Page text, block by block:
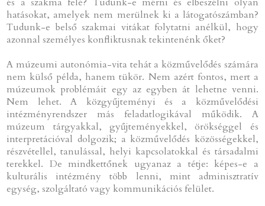
hatásokat, amelyek nem merülnek ki a látogatószámban?
Tudunk-e belső szakmai vitákat folytatni anélkül, hogy
azonnal személyes konfliktusnak tekintenénk őket?
A múzeumi autonómia-vita tehát a közművelődés számára
nem külső példa, hanem tükör. Nem azért fontos, mert a
múzeumok problémáit egy az egyben át lehetne venni.
Nem lehet. A közgyűjteményi és a közművelődési
intézményrendszer más feladatlogikával működik. A
múzeum tárgyakkal, gyűjteményekkel, örökséggel és
interpretációval dolgozik; a közművelődés közösségekkel,
részvétellel, tanulással, helyi kapcsolatokkal és társadalmi
terekkel. De mindkettőnek ugyanaz a tétje: képes-e a
kulturális intézmény több lenni, mint adminisztratív
egység, szolgáltató vagy kommunikációs felület.